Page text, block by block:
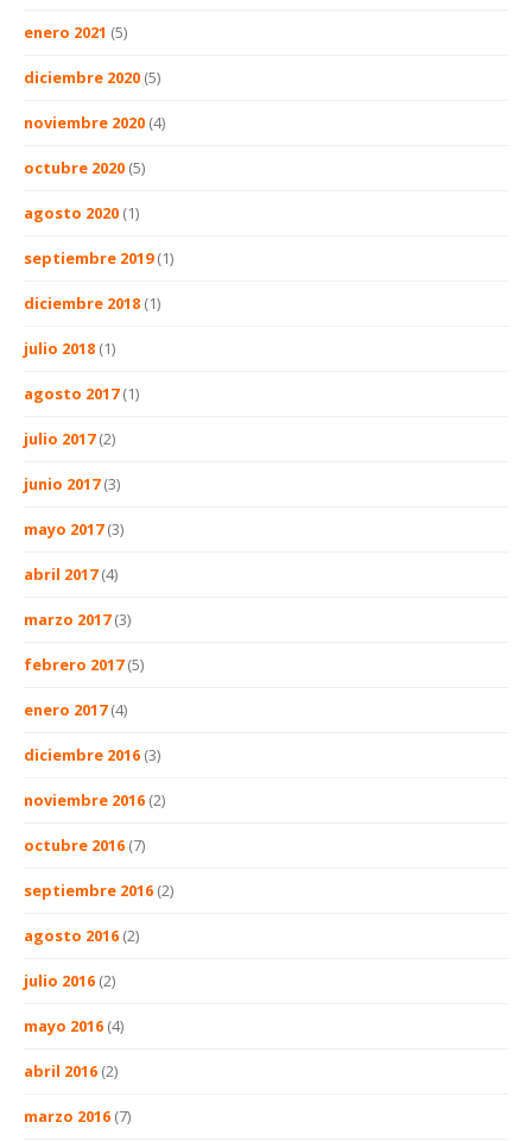
enero 2021 (5)
diciembre 2020 (5)
noviembre 2020 (4)
octubre 2020 (5)
agosto 2020 (1)
septiembre 2019(1)
diciembre 2018 (1)
julio 2018 (1)
agosto 2017(1)
julio 2017(2)
junio 2017(3)
mayo 2017(3)
abril 2017(4)
marzo 2017(3)
febrero 2017(5)
enero 2017(4)
diciembre 2016 (3)
noviembre 2016 (2)
octubre 2016 (7)
septiembre 2016 (2)
agosto 2016 (2)
julio 2016 (2)
mayo 2016 (4)
abril 2016 (2)
marzo 2016 (7)